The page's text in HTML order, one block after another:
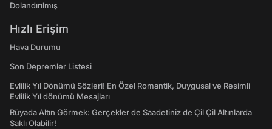
Dolandırılmış
Hızlı Erişim
Hava Durumu
Son Depremler Listesi
Evlilik Yıl Dönümü Sözleri! En Özel Romantik, Duygusal ve Resimli
Evlilik Yıl dönümü Mesajları
Rüyada Altın Görmek: Gerçekler de Saadetiniz de Çil Çil Altınlarda
Saklı Olabilir!